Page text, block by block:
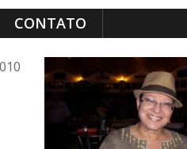
CONTATO